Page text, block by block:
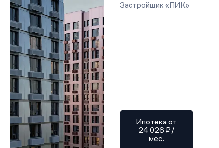
Проектная декларация от 04.06.2025 г.
Проектная декларация от 04.06.2025 г.
Проектная декларация от 04.06.2025 г.
Проектная декларация от 04.06.2025 г.
Проектная декларация от 04.06.2025 г.
Проектная декларация от 04.06.2025 г.
Проектная декларация от 04.06.2025 г.
Проектная декларация от 04.06.2025 г.
Проектная декларация от 04.06.2025 г.
Проектная декларация от 04.06.2025 г.
Проектная декларация от 04.06.2025 г.
Проектная декларация от 04.06.2025 г.
Проектная декларация от 04.06.2025 г.
Проектная декларация от 04.06.2025 г.
Проектная декларация от 04.06.2025 г.
Проектная декларация от 04.06.2025 г.
Проектная декларация от 04.06.2025 г.
Застройщик «ПИК»
Ипотека от
24 026 ₽/
мес.